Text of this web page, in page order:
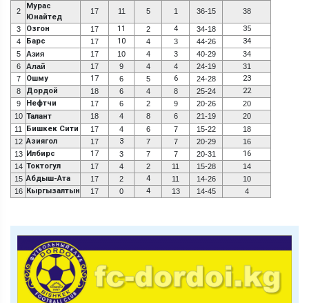
2
Мурас
Юнайтед
17 11 5 1 36-15 38
3 Озгон 17 11 2 4 34-18 35
4 Барс 17 10 4 3 44-26 34
5 Азия 17 10 4 3 40-29
34
6
Алай 17 9 4 4 24-19
31
7
Ошму 17 6 5 6 24-28 23
8 Дордой 18 6 4 8 25-24 22
9 Нефтчи 17 6 2 9 20-26
20
10 Талант 18 4 8 6 21-19
20
11
Бишкек Сити 17 4 6 7 15-22
18
12 Азиягол 17 3 7 7 20-29
16
13 Илбирс 17 3 7 7 20-31 16
14 Токтогул 17 4 2 11 15-28
14
15 Абдыш-Ата 17 2 4 11 14-26
10
16 Кыргызалтын 17 0 4 13 14-45 4